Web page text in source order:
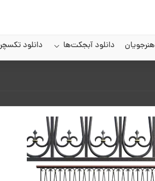
دانلود آبجکت‌ها دانلود تکسچر